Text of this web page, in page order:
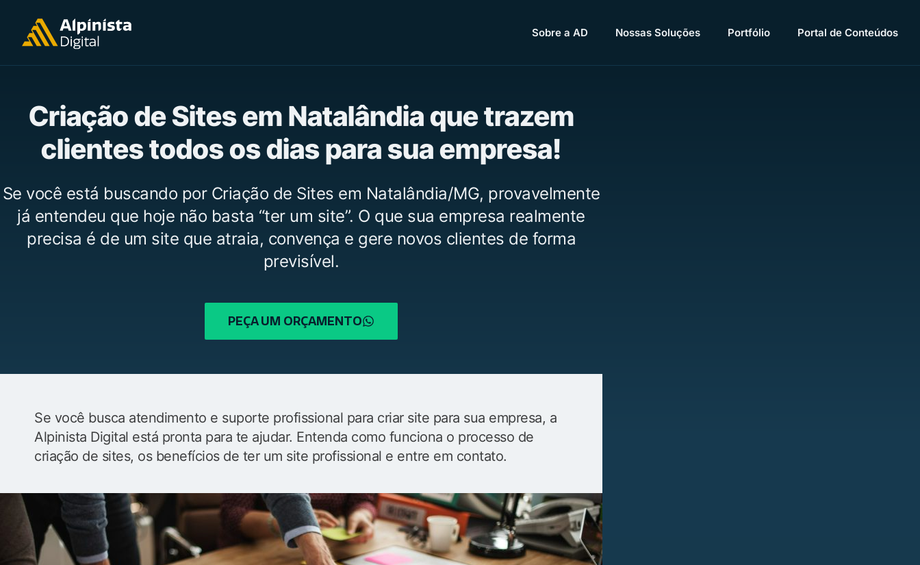
Sobre a AD Nossas Soluções Portfólio Portal de Conteúdos
Criação de Sites em Natalândia que trazem
clientes todos os dias para sua empresa!
Se você está buscando por Criação de Sites em Natalândia/MG, provavelmente
já entendeu que hoje não basta “ter um site”. O que sua empresa realmente
precisa é de um site que atraia, convença e gere novos clientes de forma
previsível.
PEÇA UM ORÇAMENTO
Se você busca atendimento e suporte profissional para criar site para sua empresa, a
Alpinista Digital está pronta para te ajudar. Entenda como funciona o processo de
criação de sites, os benefícios de ter um site profissional e entre em contato.